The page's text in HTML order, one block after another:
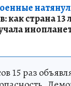
как страна 13
15 раз